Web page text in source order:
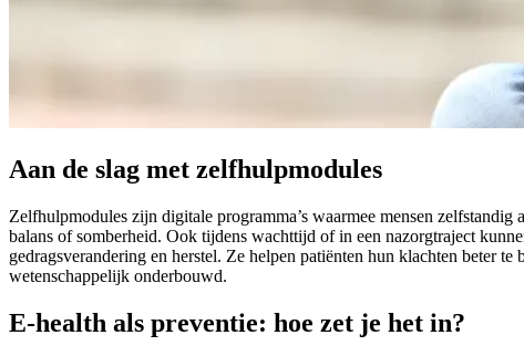
Aan de slag met zelfhulpmodules
Zelfhulpmodules zijn digitale programma’s waarmee mensen
balans of somberheid. Ook tijdens wachttijd of in een nazorgtraject
gedragsverandering en herstel. Ze helpen patiënten hun klachten beter
wetenschappelijk onderbouwd.
E-health als preventie: hoe zet je het in?